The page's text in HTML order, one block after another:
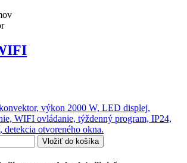
výkon 2000 W, LED displej,
WIFI ovládanie, týždenný program, IP24,
detekcia otvoreného okna.
Vložiť do košíka